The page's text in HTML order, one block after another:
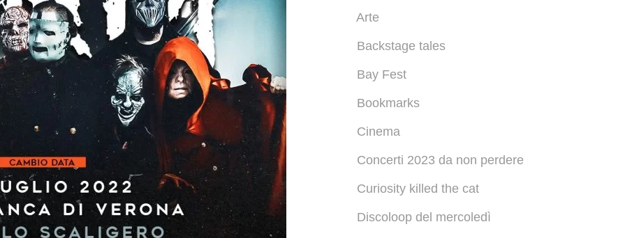
Arte
Backstage tales
Bay Fest
Bookmarks
Cinema
Concerti 2023 da non perdere
Curiosity killed the cat
Discoloop del mercoledì